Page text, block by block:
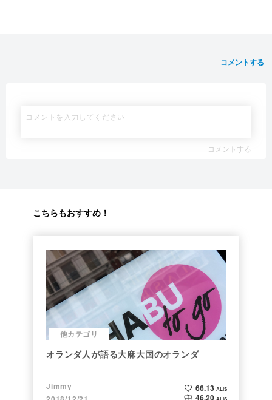
コメントする
コメントする
こちらもおすすめ！
他カテゴリ
オランダ人が語る大麻大国のオランダ
Jimmy
66.13 ALIS
46.20 ALIS